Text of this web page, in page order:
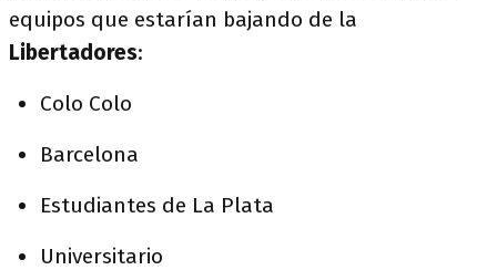
equipos que estarían bajando de la
Libertadores:
Colo Colo
Barcelona
Estudiantes de La Plata
Universitario